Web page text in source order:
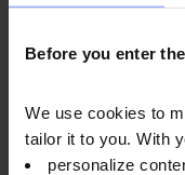
Before you enter the
We use cookies to
tailor it to you. With
personalize
produciamo sono